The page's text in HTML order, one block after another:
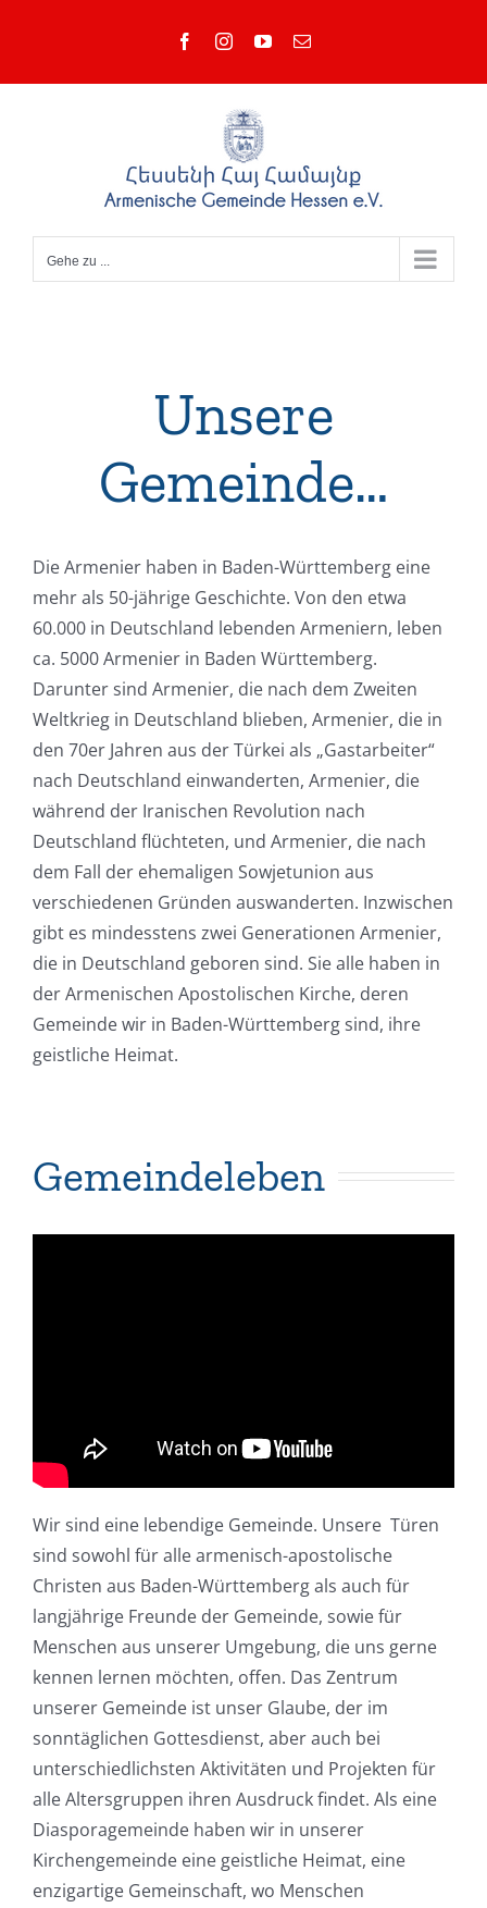
FacebookInstagramYouTube
E-
Gehe zu ...
Unsere
Gemeinde…
Die Armenier haben in Baden-Württemberg eine
mehr als 50-jährige Geschichte. Von den etwa
60.000 in Deutschland lebenden Armeniern, leben
ca. 5000 Armenier in Baden Württemberg.
Darunter sind Armenier, die nach dem Zweiten
Weltkrieg in Deutschland blieben, Armenier, die in
den 70er Jahren aus der Türkei als „Gastarbeiter“
nach Deutschland einwanderten, Armenier, die
während der Iranischen Revolution nach
Deutschland flüchteten, und Armenier, die nach
dem Fall der ehemaligen Sowjetunion aus
verschiedenen Gründen auswanderten. Inzwischen
gibt es mindesstens zwei Generationen Armenier,
die in Deutschland geboren sind. Sie alle haben in
der Armenischen Apostolischen Kirche, deren
Gemeinde wir in Baden-Württemberg sind, ihre
geistliche Heimat.
Gemeindeleben
Wir sind eine lebendige Gemeinde. Unsere Türen
sind sowohl für alle armenisch-apostolische
Christen aus Baden-Württemberg als auch für
langjährige Freunde der Gemeinde, sowie für
Menschen aus unserer Umgebung, die uns gerne
kennen lernen möchten, offen. Das Zentrum
unserer Gemeinde ist unser Glaube, der im
sonntäglichen Gottesdienst, aber auch bei
unterschiedlichsten Aktivitäten und Projekten für
alle Altersgruppen ihren Ausdruck findet. Als eine
Diasporagemeinde haben wir in unserer
Kirchengemeinde eine geistliche Heimat, eine
enzigartige Gemeinschaft, wo Menschen